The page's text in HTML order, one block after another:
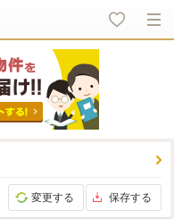
変更する 保存する